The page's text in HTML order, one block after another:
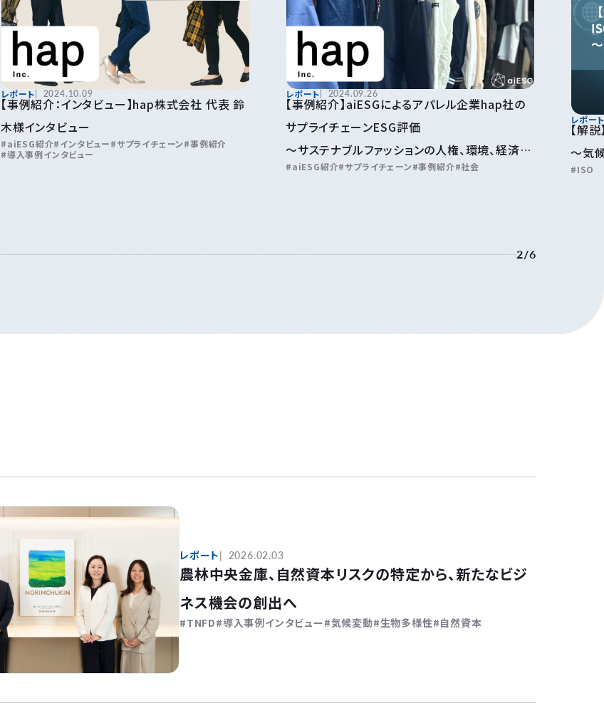
レポート 2024.10.09
【事例紹介：インタビュー】hap株式会社 代表 鈴
木様インタビュー
aiESG紹介 インタビュー サプライチェーン
事例紹介
導入事例インタビュー
レポート 2024.09.26
【事例紹介】aiESGによるアパレル企業hap社の
サプライチェーンESG評価
〜サステナブルファッションの人権、環境、経済評
価を可視化〜
aiESG紹介 サプライチェーン 事例紹介 社会
レポー
【解
～気
ISO
2/6
レポート 2026.02.03
農林中央金庫、自然資本リスクの特定から、新たなビジ
ネス機会の創出へ
TNFD 導入事例インタビュー 気候変動 生物多様性 自然資本